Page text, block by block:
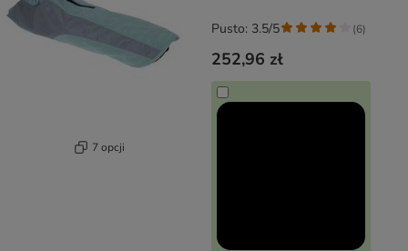
7 opcji
252,96 zł
Pusto: 3.5/5 (6)